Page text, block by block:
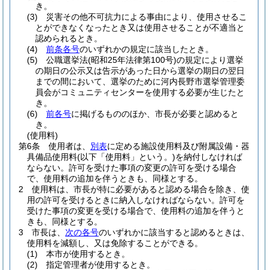
き。
(3)
災害その他不可抗力による事由により、使用させるこ
とができなくなったとき又は使用させることが不適当と
認められるとき。
(4)
前条各号のいずれかの規定に該当したとき。
(5)
公職選挙法(昭和25年法律第100号)の規定により選挙
の期日の公示又は告示があった日から選挙の期日の翌日
までの間において、選挙のために河内長野市選挙管理委
員会がコミュニティセンターを使用する必要が生じたと
き。
(6)
前各号に掲げるもののほか、市長が必要と認めると
き。
(使用料)
第6条
使用者は、 別表に定める施設使用料及び附属設備・器
具備品使用料(以下「使用料」という。)を納付しなければ
ならない。 許可を受けた事項の変更の許可を受ける場合
で、使用料の追加を伴うときも、同様とする。
2
使用料は、市長が特に必要があると認める場合を除き、使
用の許可を受けるときに納入しなければならない。 許可を
受けた事項の変更を受ける場合で、使用料の追加を伴うと
きも、同様とする。
3
市長は、 次の各号のいずれかに該当すると認めるときは、
使用料を減額し、又は免除することができる。
(1)
本市が使用するとき。
(2)
指定管理者が使用するとき。